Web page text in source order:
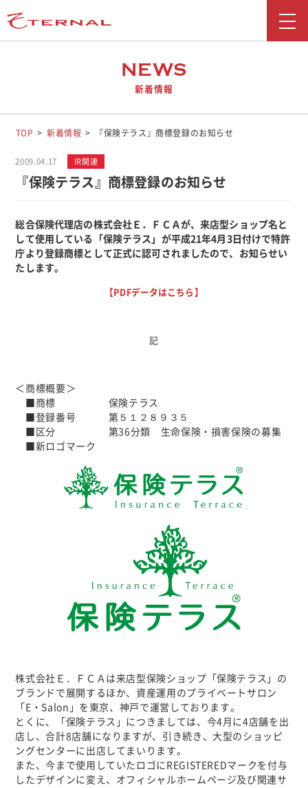
NEWS
新着情報
TOP 新着情報 『保険テラス』商標登録のお知らせ
2009.04.17 IR関連
『保険テラス』商標登録のお知らせ
総合保険代理店の株式会社Ｅ．ＦＣＡが、来店型ショップ名と
して使用している「保険テラス」が平成21年4月3日付けで特許
庁より登録商標として正式に認可されましたので、お知らせい
たします。
【PDFデータはこちら】
記
＜商標概要＞
■商標 保険テラス
■登録番号 第５１２８９３５
■区分 第36分類 生命保険・損害保険の募集
■新ロゴマーク
株式会社Ｅ．ＦＣＡは来店型保険ショップ「保険テラス」の
ブランドで展開するほか、資産運用のプライベートサロン
「E・Salon」を東京、神戸で運営しております。
とくに、「保険テラス」につきましては、今4月に4店舗を出
店し、合計8店舗になりますが、引き続き、大型のショッピ
ングセンターに出店してまいります。
また、今まで使用していたロゴにREGISTEREDマークを付与
したデザインに変え、オフィシャルホームページ及び関連サ
採用情報
お問い合わせ
広報ブログ
勧誘方針
お客さま本位の業務運営に関する取り組み
反社会勢力に対する基本方針
カスタマーハラスメントに対する基本方針